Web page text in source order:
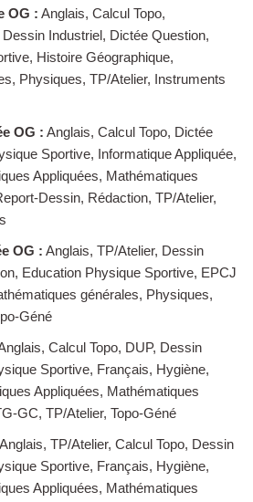
OG : Anglais, Calcul Topo,
Industriel, Dictée Question,
Histoire Géographique,
Physiques, TP/Atelier, Instruments
OG : Anglais, Calcul Topo, Dictée
Sportive, Informatique Appliquée,
Appliquées, Mathématiques
Dessin, Rédaction, TP/Atelier,
OG : Anglais, TP/Atelier, Dessin
Education Physique Sportive, EPCJ
générales, Physiques,
Géné
Calcul Topo, DUP, Dessin
Sportive, Français, Hygiène,
Appliquées, Mathématiques
GC, TP/Atelier, Topo-Géné
Anglais, TP/Atelier, Calcul Topo, Dessin
Sportive, Français, Hygiène,
Appliquées, Mathématiques